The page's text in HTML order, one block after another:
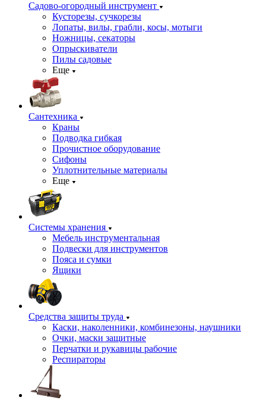
Садово-огородный инструмент
Кусторезы, сучкорезы
Лопаты, вилы, грабли, косы, мотыги
Ножницы, секаторы
Опрыскиватели
Пилы садовые
Еще
Сантехника
Краны
Подводка гибкая
Прочистное оборудование
Сифоны
Уплотнительные материалы
Еще
Системы хранения
Мебель инструментальная
Подвески для инструментов
Пояса и сумки
Ящики
Средства защиты труда
Каски, наколенники, комбинезоны, наушники
Очки, маски защитные
Перчатки и рукавицы рабочие
Респираторы